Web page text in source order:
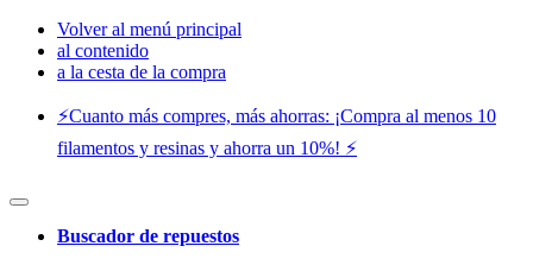
Volver al menú principal
al contenido
a la cesta de la compra
⚡️Cuanto más compres, más ahorras: ¡Compra al menos 10
filamentos y resinas y ahorra un 10%! ⚡️
Buscador de repuestos